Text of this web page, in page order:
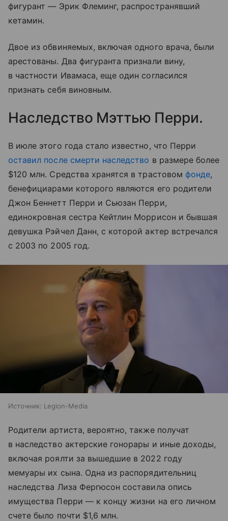
фигурант — Эрик Флеминг, распространявший
кетамин.
Двое из обвиняемых, включая одного врача, были
арестованы. Два фигуранта признали вину,
в частности Ивамаса, еще один согласился
признать себя виновным.
Наследство Мэттью Перри.
В июле этого года стало известно, что Перри
оставил после смерти наследство в размере более
$120 млн. Средства хранятся в трастовом фонде,
бенефициарами которого являются его родители
Джон Беннетт Перри и Сьюзан Перри,
единокровная сестра Кейтлин Моррисон и бывшая
девушка Рэйчел Данн, с которой актер встречался
с 2003 по 2005 год.
Источник: Legion-Media
Родители артиста, вероятно, также получат
в наследство актерские гонорары и иные доходы,
включая роялти за вышедшие в 2022 году
мемуары их сына. Одна из распорядительниц
наследства Лиза Фергюсон составила опись
имущества Перри — к концу жизни на его личном
счете было почти $1,6 млн.